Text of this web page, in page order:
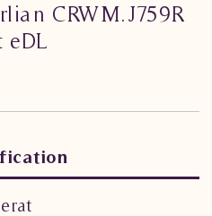
CRWM.J759R
eDL